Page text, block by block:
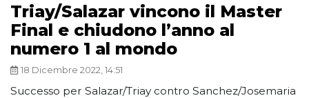
Triay/Salazar vincono il Master
Final e chiudono l’anno al
numero 1 al mondo
18 Dicembre 2022, 14:51
Successo per Salazar/Triay contro Sanchez/Josemaria